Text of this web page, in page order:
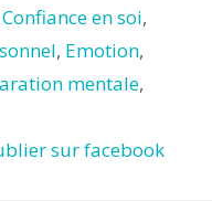
Confiance en soi,
, Emotion,
mentale,
sur facebook